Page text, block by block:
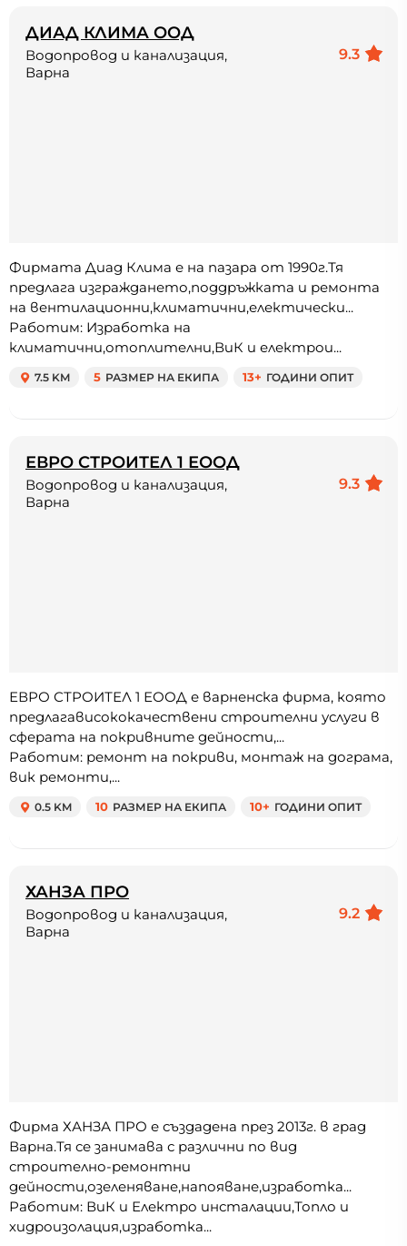
ДИАД КЛИМА ООД
9.3
Водопровод и канализация,
Варна
Фирмата Диад Клима е на пазара от 1990г.Тя
предлага изграждането,поддръжката и ремонта
на вентилационни,климатични,електически...
Работим: Изработка на
климатични,отоплителни,ВиК и електрои...
7.5 KM 5 РАЗМЕР НА ЕКИПА 13+ ГОДИНИ ОПИТ
ЕВРО СТРОИТЕЛ 1 ЕООД
9.3
Водопровод и канализация,
Варна
ЕВРО СТРОИТЕЛ 1 ЕООД е варненска фирма, която
предлагависококачествени строителни услуги в
сферата на покривните дейности,...
Работим: ремонт на покриви, монтаж на дограма,
вик ремонти,...
0.5 KM 10 РАЗМЕР НА ЕКИПА 10+ ГОДИНИ ОПИТ
ХАНЗА ПРО
9.2
Водопровод и канализация,
Варна
Фирма ХАНЗА ПРО е създадена през 2013г. в град
Варна.Тя се занимава с различни по вид
строително-ремонтни
дейности,озеленяване,напояване,изработка...
Работим: ВиК и Електро инсталации,Топло и
хидроизолация,изработка...